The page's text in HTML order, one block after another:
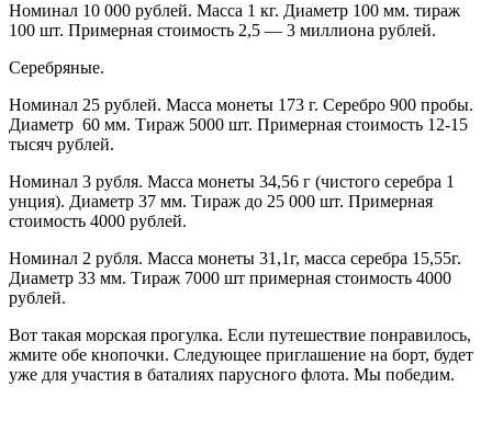
Номинал 10 000 рублей. Масса 1 кг. Диаметр 100 мм. тираж
100 шт. Примерная стоимость 2,5 — 3 миллиона рублей.
Серебряные.
Номинал 25 рублей. Масса монеты 173 г. Серебро 900 пробы.
Диаметр 60 мм. Тираж 5000 шт. Примерная стоимость 12-15
тысяч рублей.
Номинал 3 рубля. Масса монеты 34,56 г (чистого серебра 1
унция). Диаметр 37 мм. Тираж до 25 000 шт. Примерная
стоимость 4000 рублей.
Номинал 2 рубля. Масса монеты 31,1г, масса серебра 15,55г.
Диаметр 33 мм. Тираж 7000 шт примерная стоимость 4000
рублей.
Вот такая морская прогулка. Если путешествие понравилось,
жмите обе кнопочки. Следующее приглашение на борт, будет
уже для участия в баталиях парусного флота. Мы победим.